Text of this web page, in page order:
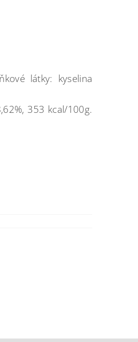
látky: kyselina
353 kcal/100g.